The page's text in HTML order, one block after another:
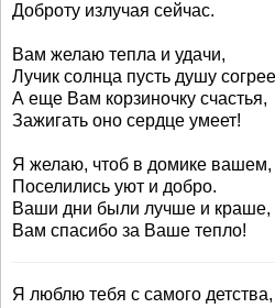
Доброту излучая сейчас.
Вам желаю тепла и удачи,
Лучик солнца пусть душу
А еще Вам корзиночку счастья,
Зажигать оно сердце умеет!
Я желаю, чтоб в домике вашем,
Поселились уют и добро.
Ваши дни были лучше и краше,
Вам спасибо за Ваше тепло!
Я люблю тебя с самого детства,